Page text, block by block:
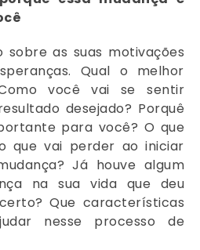
sobre as suas motivações
Qual o melhor
você vai se sentir
desejado? Porquê
para você? O que
que vai perder ao iniciar
Já houve algum
na sua vida que deu
Que características
nesse processo de